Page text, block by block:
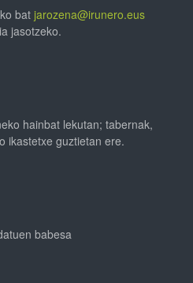
bat jarozena@irunero.eus
jasotzeko.
hainbat lekutan; tabernak,
ikastetxe guztietan ere.
babesa